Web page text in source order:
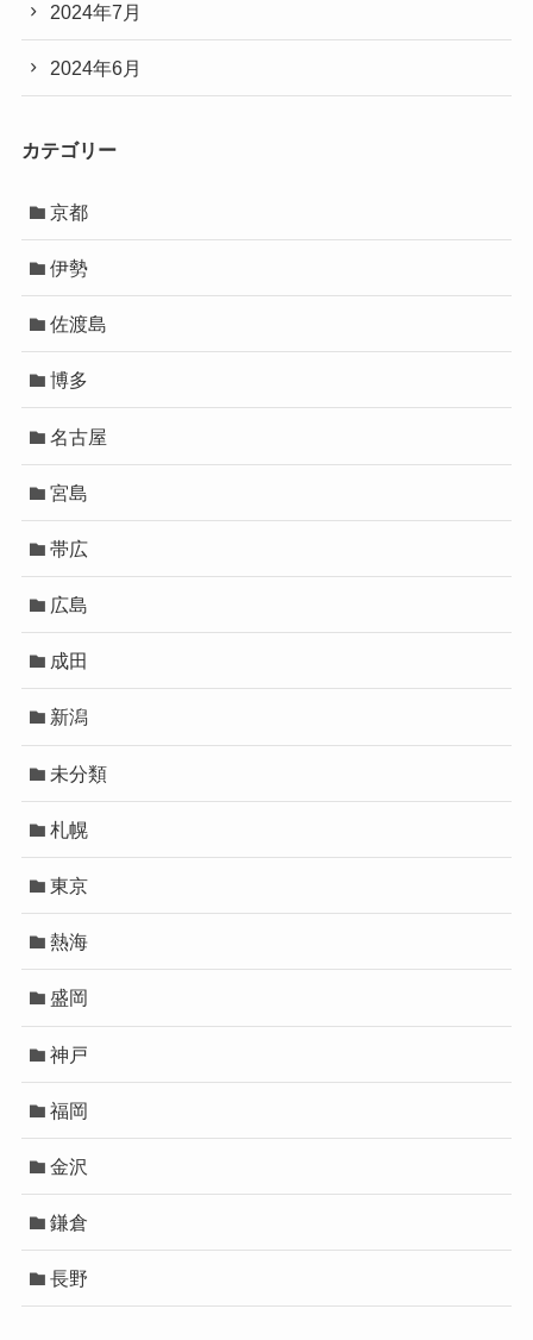
2024年7月
2024年6月
カテゴリー
京都
伊勢
佐渡島
博多
名古屋
宮島
帯広
広島
成田
新潟
未分類
札幌
東京
熱海
盛岡
神戸
福岡
金沢
鎌倉
長野